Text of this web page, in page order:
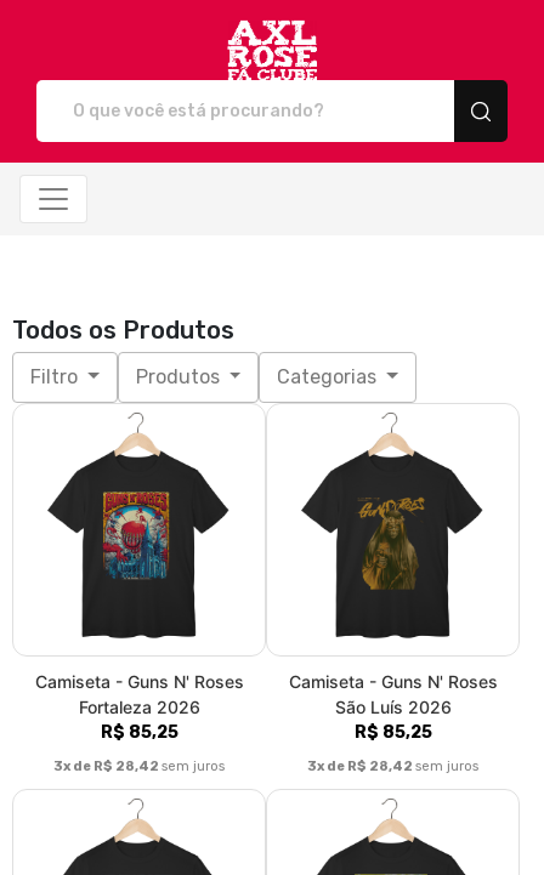
Todos os Produtos
Filtro Produtos Categorias
Camiseta - Guns N' Roses
Fortaleza 2026
R$ 85,25
3x de R$ 28,42 sem juros
Camiseta - Guns N' Roses
São Luís 2026
R$ 85,25
3x de R$ 28,42 sem juros